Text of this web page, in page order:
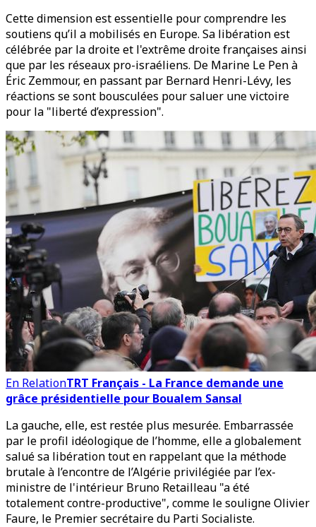
Cette dimension est essentielle pour comprendre les
soutiens qu’il a mobilisés en Europe. Sa libération est
célébrée par la droite et l'extrême droite françaises ainsi
que par les réseaux pro-israéliens. De Marine Le Pen à
Éric Zemmour, en passant par Bernard Henri-Lévy, les
réactions se sont bousculées pour saluer une victoire
pour la "liberté d’expression".
En RelationTRT Français - La France demande une
grâce présidentielle pour Boualem Sansal
La gauche, elle, est restée plus mesurée. Embarrassée
par le profil idéologique de l’homme, elle a globalement
salué sa libération tout en rappelant que la méthode
brutale à l’encontre de l’Algérie privilégiée par l’ex-
ministre de l'intérieur Bruno Retailleau "a été
totalement contre-productive", comme le souligne Olivier
Faure, le Premier secrétaire du Parti Socialiste.